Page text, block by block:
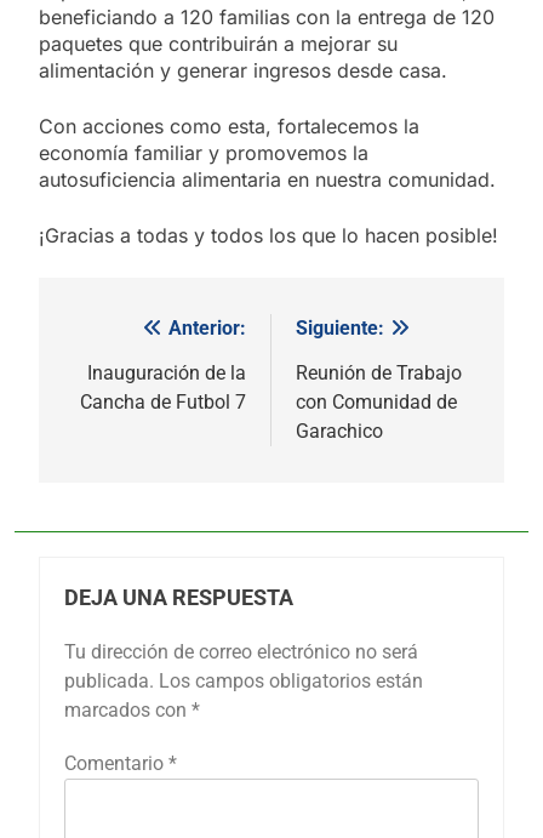
beneficiando a 120 familias con la entrega de 120
paquetes que contribuirán a mejorar su
alimentación y generar ingresos desde casa.
Con acciones como esta, fortalecemos la
economía familiar y promovemos la
autosuficiencia alimentaria en nuestra comunidad.
¡Gracias a todas y todos los que lo hacen posible!
Navegación
de
Anterior:
Inauguración de la
Cancha de Futbol 7
Siguiente:
Reunión de Trabajo
con Comunidad de
Garachico
DEJA UNA RESPUESTA
Tu dirección de correo electrónico no será
publicada. Los campos obligatorios están
marcados con *
Comentario *